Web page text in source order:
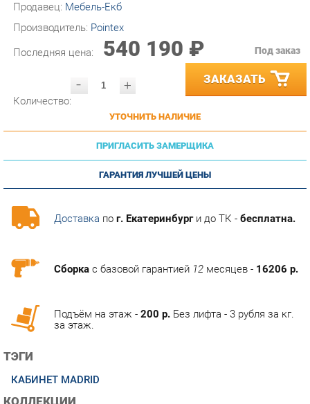
Производитель:Pointex
Последняя цена: 540 190 ₽
- ЗАКАЗАТЬ
УТОЧНИТЬ НАЛИЧИЕ
ПРИГЛАСИТЬ ЗАМЕРЩИКА
ГАРАНТИЯ ЛУЧШЕЙ ЦЕНЫ
Доставкапог. Екатеринбурги до ТК -бесплатна.
ТЭГИ